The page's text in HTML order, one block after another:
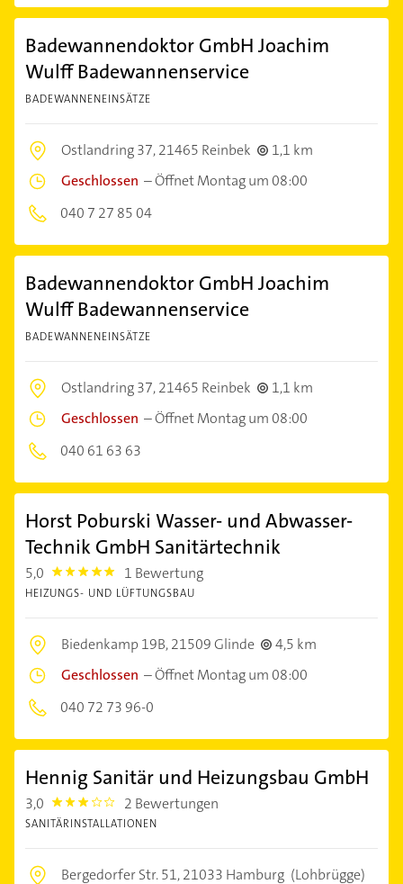
Badewannendoktor GmbH Joachim
Wulff Badewannenservice
BADEWANNENEINSÄTZE
Ostlandring 37,21465 Reinbek
1,1 km
Geschlossen –Öffnet Montag um 08:00
040 7 27 85 04
Badewannendoktor GmbH Joachim
Wulff Badewannenservice
BADEWANNENEINSÄTZE
Ostlandring 37,21465 Reinbek
1,1 km
Geschlossen –Öffnet Montag um 08:00
040 61 63 63
Horst Poburski Wasser- und Abwasser-
Technik GmbH Sanitärtechnik
5,0 5.0 1 Bewertung
HEIZUNGS- UND LÜFTUNGSBAU
Biedenkamp 19B,21509 Glinde
4,5 km
Geschlossen –Öffnet Montag um 08:00
040 72 73 96-0
Hennig Sanitär und Heizungsbau GmbH
3,0 3.0 2 Bewertungen
SANITÄRINSTALLATIONEN
Bergedorfer Str. 51,21033 Hamburg (Lohbrügge)